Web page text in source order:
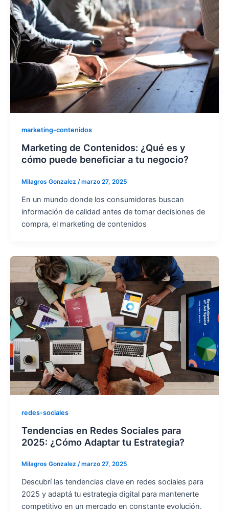
marketing-contenidos
Marketing de Contenidos: ¿Qué es y
cómo puede beneficiar a tu negocio?
Milagros Gonzalez /marzo 27, 2025
En un mundo donde los consumidores buscan
información de calidad antes de tomar decisiones de
compra, el marketing de contenidos
redes-sociales
Tendencias en Redes Sociales para
2025: ¿Cómo Adaptar tu Estrategia?
Milagros Gonzalez /marzo 27, 2025
Descubrí las tendencias clave en redes sociales para
2025 y adaptá tu estrategia digital para mantenerte
competitivo en un mercado en constante evolución.